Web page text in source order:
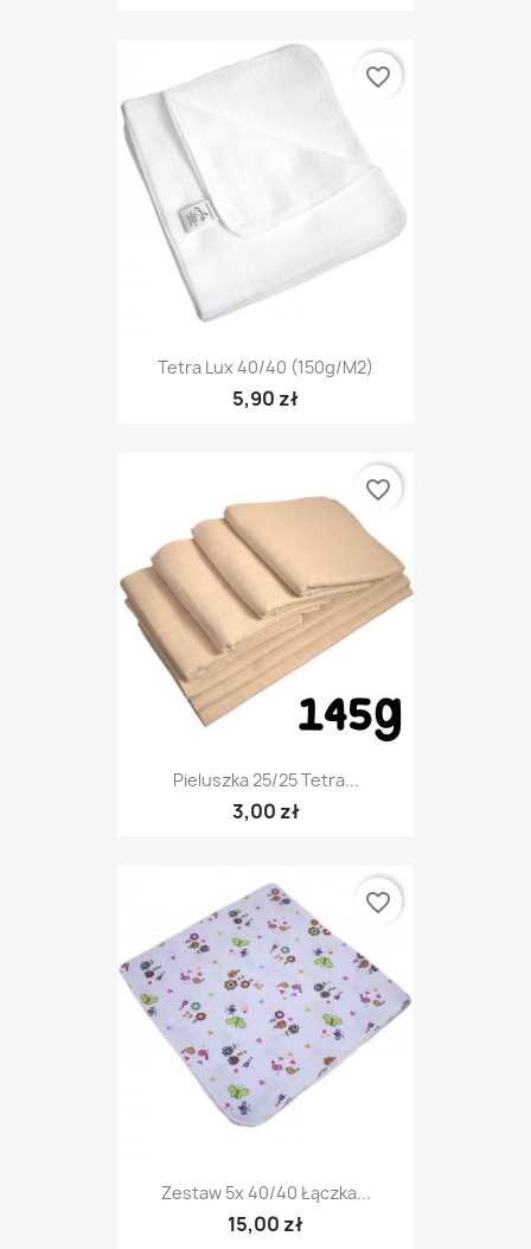
Tetra Lux 40/40 (150g/m2)
5,90 zł
favorite_border
Pieluszka 25/25 Tetra...
3,00 zł
favorite_border
Zestaw 5x 40/40 Łączka...
15,00 zł
favorite_border